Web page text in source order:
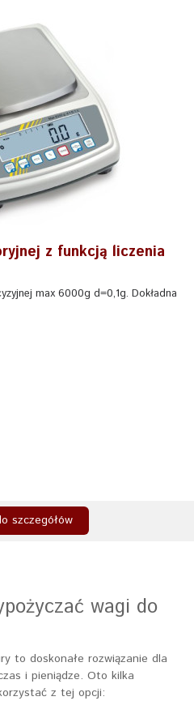
z funkcją liczenia
max 6000g d=0,1g. Dokładna
szczegółów
wagi do
to doskonałe rozwiązanie dla
i pieniądze. Oto kilka
z tej opcji: